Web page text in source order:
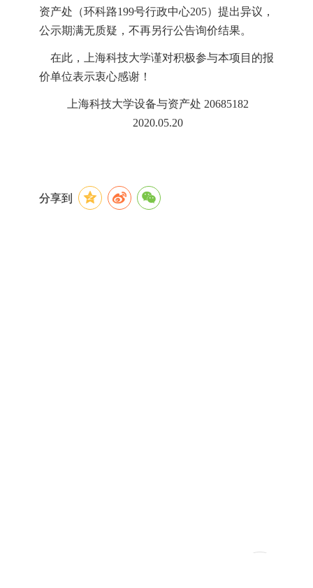
资产处（环科路199号行政中心205）提出异议，
公示期满无质疑，不再另行公告询价结果。
在此，上海科技大学谨对积极参与本项目的报
价单位表示衷心感谢！
上海科技大学设备与资产处 20685182
2020.05.20
分享到